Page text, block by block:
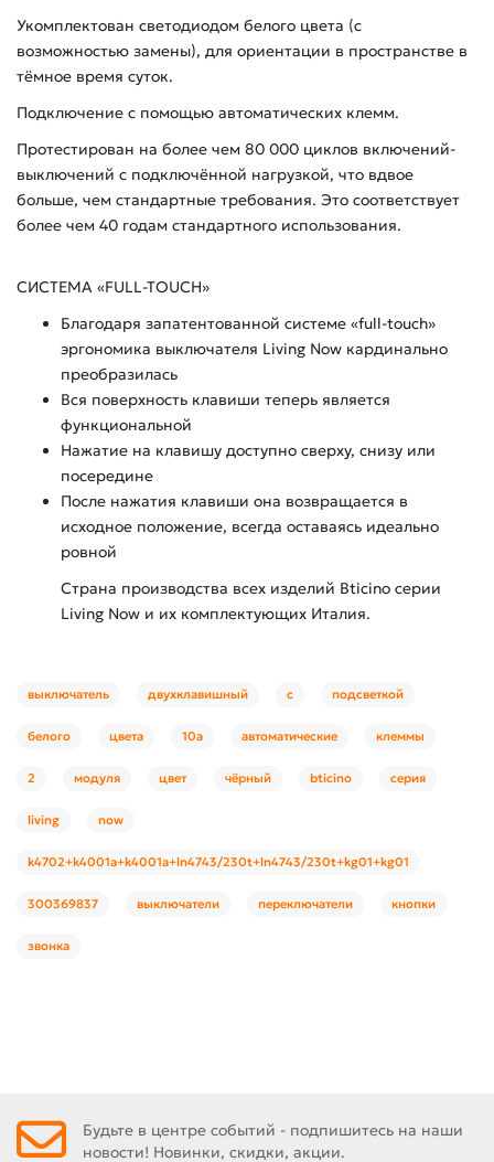
Укомплектован светодиодом белого цвета (с
возможностью замены), для ориентации в пространстве в
тёмное время суток.
Подключение с помощью автоматических клемм.
Протестирован на более чем 80 000 циклов включений-
выключений с подключённой нагрузкой, что вдвое
больше, чем стандартные требования. Это соответствует
более чем 40 годам стандартного использования.
СИСТЕМА «FULL-TOUCH»
Благодаря запатентованной системе «full-touch»
эргономика выключателя Living Now кардинально
преобразилась
Вся поверхность клавиши теперь является
функциональной
Нажатие на клавишу доступно сверху, снизу или
посередине
После нажатия клавиши она возвращается в
исходное положение, всегда оставаясь идеально
ровной
Страна производства всех изделий Bticino серии
Living Now и их комплектующих Италия.
выключатель двухклавишный с подсветкой
белого цвета 10а автоматические клеммы
2 модуля цвет чёрный bticino серия
living now
k4702+k4001a+k4001a+ln4743/230t+ln4743/230t+kg01+kg01
300369837 выключатели переключатели кнопки
звонка
Будьте в центре событий - подпишитесь на наши
новости! Новинки, скидки, акции.